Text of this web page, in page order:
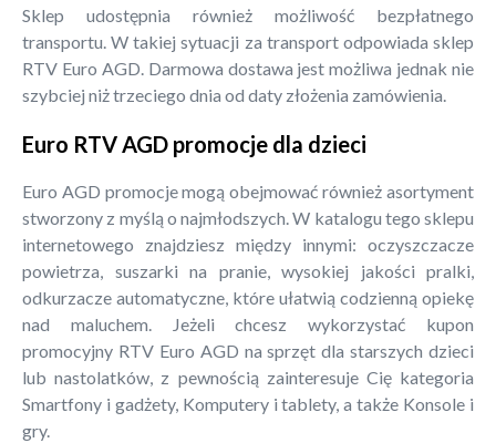
Sklep udostępnia również możliwość bezpłatnego
transportu. W takiej sytuacji za transport odpowiada sklep
RTV Euro AGD. Darmowa dostawa jest możliwa jednak nie
szybciej niż trzeciego dnia od daty złożenia zamówienia.
Euro RTV AGD promocje dla dzieci
Euro AGD promocje mogą obejmować również asortyment
stworzony z myślą o najmłodszych. W katalogu tego sklepu
internetowego znajdziesz między innymi: oczyszczacze
powietrza, suszarki na pranie, wysokiej jakości pralki,
odkurzacze automatyczne, które ułatwią codzienną opiekę
nad maluchem. Jeżeli chcesz wykorzystać kupon
promocyjny RTV Euro AGD na sprzęt dla starszych dzieci
lub nastolatków, z pewnością zainteresuje Cię kategoria
Smartfony i gadżety, Komputery i tablety, a także Konsole i
gry.